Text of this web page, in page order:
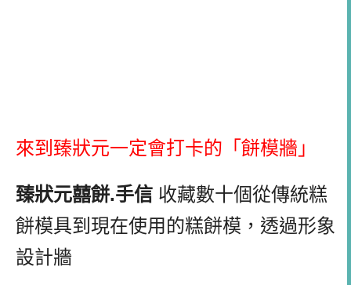
來到臻狀元一定會打卡的「餅模牆」
臻狀元囍餅.手信 收藏數十個從傳統糕
餅模具到現在使用的糕餅模，透過形象
設計牆